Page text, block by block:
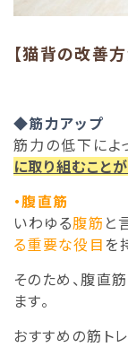
【猫背の改善方
◆筋力アップ
筋力の低下によ
に取り組むこと
・腹直筋
いわゆる腹筋 と
る重要な役目 を
そのため、腹直
ます。
おすすめの筋ト